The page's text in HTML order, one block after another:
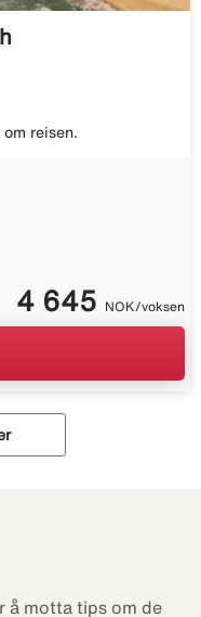
reisen.
4 645 NOK/voksen
å motta tips om de